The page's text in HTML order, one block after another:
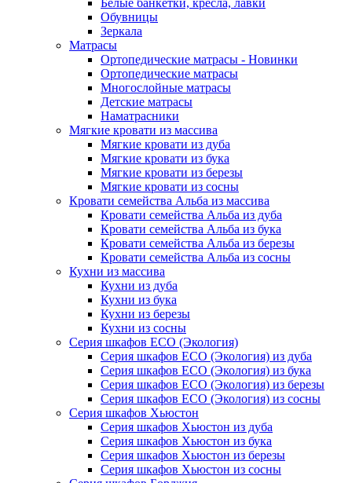
Белые банкетки, кресла, лавки
Обувницы
Зеркала
Матрасы
Ортопедические матрасы - Новинки
Ортопедические матрасы
Многослойные матрасы
Детские матрасы
Наматрасники
Мягкие кровати из массива
Мягкие кровати из дуба
Мягкие кровати из бука
Мягкие кровати из березы
Мягкие кровати из сосны
Кровати семейства Альба из массива
Кровати семейства Альба из дуба
Кровати семейства Альба из бука
Кровати семейства Альба из березы
Кровати семейства Альба из сосны
Кухни из массива
Кухни из дуба
Кухни из бука
Кухни из березы
Кухни из сосны
Серия шкафов ECO (Экология)
Серия шкафов ECO (Экология) из дуба
Серия шкафов ECO (Экология) из бука
Серия шкафов ECO (Экология) из березы
Серия шкафов ECO (Экология) из сосны
Серия шкафов Хьюстон
Серия шкафов Хьюстон из дуба
Серия шкафов Хьюстон из бука
Серия шкафов Хьюстон из березы
Серия шкафов Хьюстон из сосны